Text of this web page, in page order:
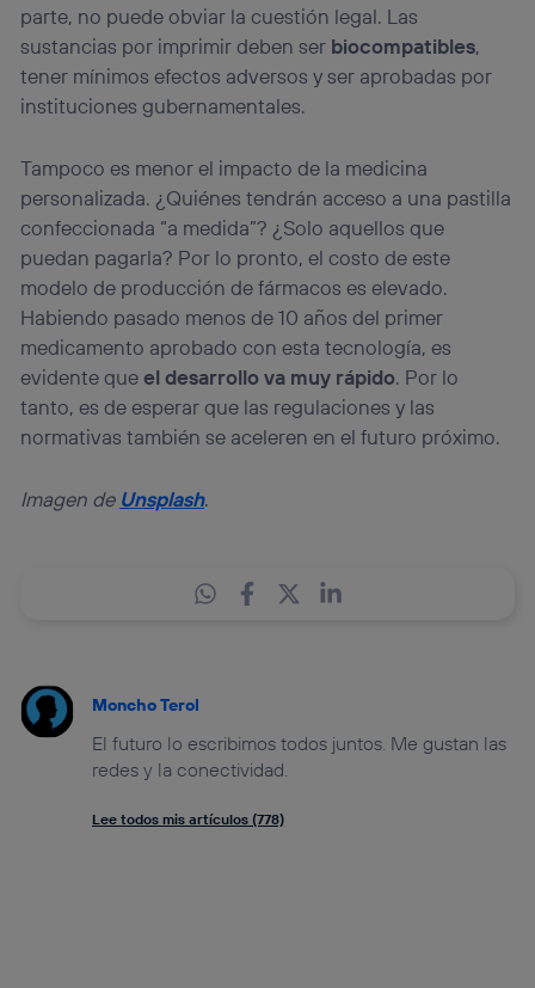
parte, no puede obviar la cuestión legal. Las
sustancias por imprimir deben ser biocompatibles,
tener mínimos efectos adversos y ser aprobadas por
instituciones gubernamentales.
Tampoco es menor el impacto de la medicina
personalizada. ¿Quiénes tendrán acceso a una pastilla
confeccionada “a medida”? ¿Solo aquellos que
puedan pagarla? Por lo pronto, el costo de este
modelo de producción de fármacos es elevado.
Habiendo pasado menos de 10 años del primer
medicamento aprobado con esta tecnología, es
evidente queel desarrollo va muy rápido. Por lo
tanto, es de esperar que las regulaciones y las
normativas también se aceleren en el futuro próximo.
Imagen de Unsplash.
Moncho Terol
El futuro lo escribimos todos juntos. Me gustan las
redes y la conectividad.
Lee todos mis artículos (778)